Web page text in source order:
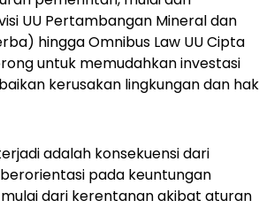
UU Pertambangan Mineral dan
hingga Omnibus Law UU Cipta
untuk memudahkan investasi
kerusakan lingkungan dan hak
adalah konsekuensi dari
pada keuntungan
dari kerentanan akibat aturan